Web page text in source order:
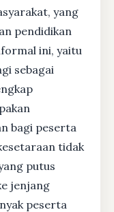
yang
pendidikan
ini, yaitu
sebagai
bagi peserta
tidak
putus
jenjang
peserta